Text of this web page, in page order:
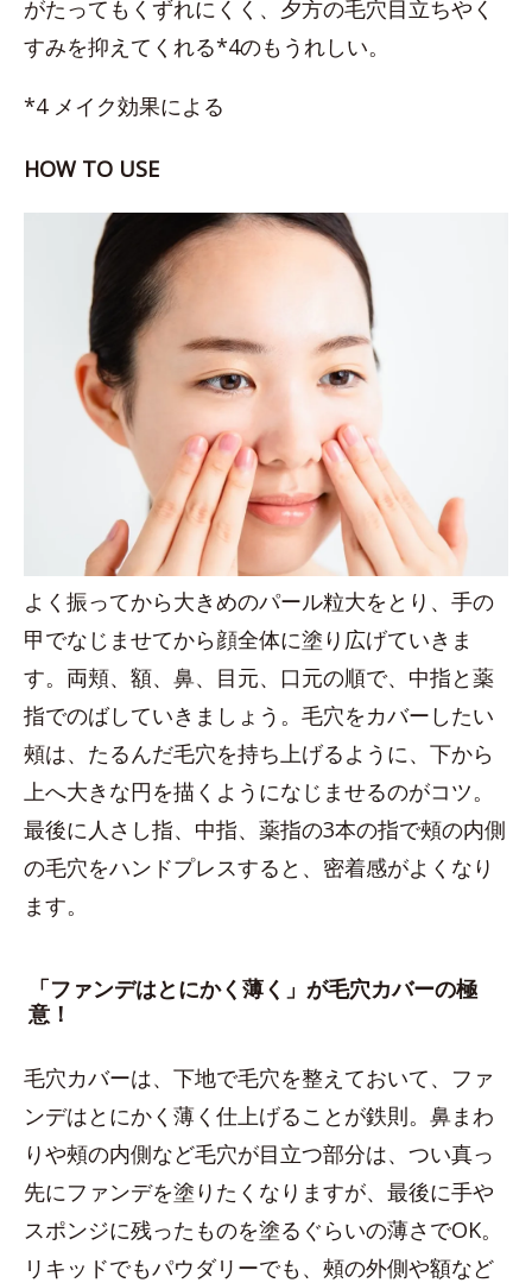
がたってもくずれにくく、夕方の毛穴目立ちやく
すみを抑えてくれる*4のもうれしい。
*4 メイク効果による
HOW TO USE
よく振ってから大きめのパール粒大をとり、手の
甲でなじませてから顔全体に塗り広げていきま
す。両頬、額、鼻、目元、口元の順で、中指と薬
指でのばしていきましょう。毛穴をカバーしたい
頰は、たるんだ毛穴を持ち上げるように、下から
上へ大きな円を描くようになじませるのがコツ。
最後に人さし指、中指、薬指の3本の指で頰の内側
の毛穴をハンドプレスすると、密着感がよくなり
ます。
「ファンデはとにかく薄く」が毛穴カバーの極
意！
毛穴カバーは、下地で毛穴を整えておいて、ファ
ンデはとにかく薄く仕上げることが鉄則。鼻まわ
りや頰の内側など毛穴が目立つ部分は、つい真っ
先にファンデを塗りたくなりますが、最後に手や
スポンジに残ったものを塗るぐらいの薄さでOK。
リキッドでもパウダリーでも、頰の外側や額など